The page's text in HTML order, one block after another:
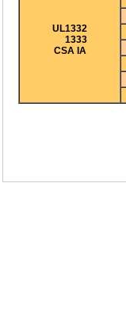
UL1332
1333
CSA IA